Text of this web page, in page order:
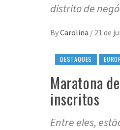
distrito de
ByCarolina / 21 de
DESTAQUES
Maratona
inscritos
Entre eles,